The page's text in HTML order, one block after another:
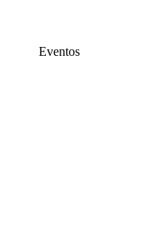
Eventos